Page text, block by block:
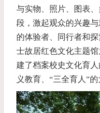
与实物、照片、图表
段，激起观众的兴趣
的体验者、同行者和
士故居红色文化主题
建了档案校史文化育
义教育、“三全育人”的